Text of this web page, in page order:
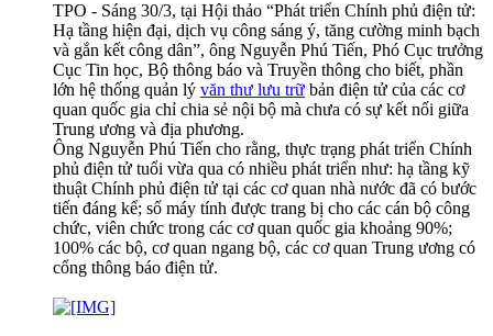
TPO - Sáng 30/3, tại Hội thảo “Phát triển Chính phủ điện tử:
Hạ tầng hiện đại, dịch vụ công sáng ý, tăng cường minh bạch
và gắn kết công dân”, ông Nguyễn Phú Tiến, Phó Cục trưởng
Cục Tin học, Bộ thông báo và Truyền thông cho biết, phần
lớn hệ thống quản lý văn thư lưu trữ bản điện tử của các cơ
quan quốc gia chỉ chia sẻ nội bộ mà chưa có sự kết nối giữa
Trung ương và địa phương.
Ông Nguyễn Phú Tiến cho rằng, thực trạng phát triển Chính
phủ điện tử tuổi vừa qua có nhiều phát triển như: hạ tầng kỹ
thuật Chính phủ điện tử tại các cơ quan nhà nước đã có bước
tiến đáng kể; số máy tính được trang bị cho các cán bộ công
chức, viên chức trong các cơ quan quốc gia khoảng 90%;
100% các bộ, cơ quan ngang bộ, các cơ quan Trung ương có
cổng thông báo điện tử.